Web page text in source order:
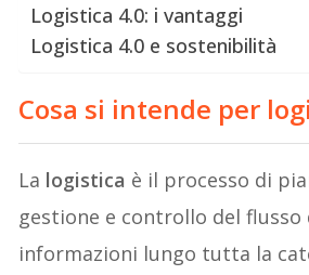
Logistica 4.0: i vantaggi
Logistica 4.0 e sostenibilità
Cosa si intende per
La logistica è il processo di
gestione e controllo del flusso
informazioni lungo tutta la